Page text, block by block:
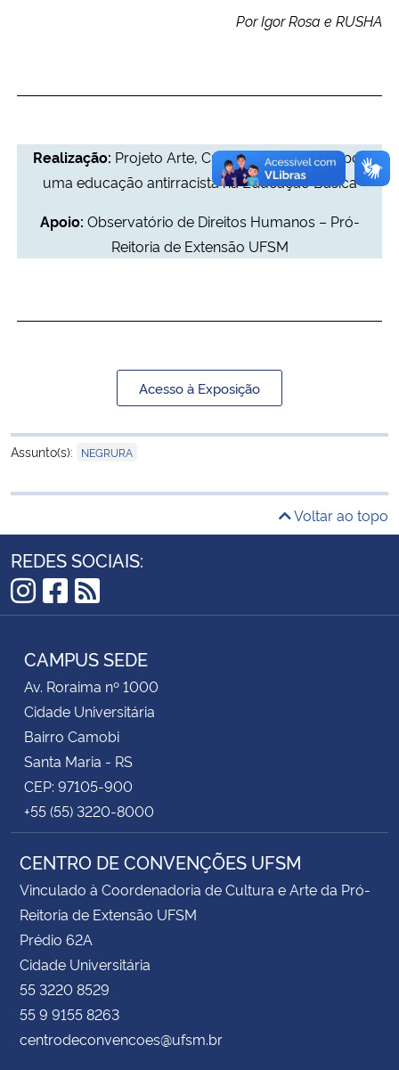
Planalto
Por Igor Rosa e RUSHA
Realização: Projeto Arte, Cultura e Pedagogia: por
uma educação antirracista na Educação Básica
Apoio: Observatório de Direitos Humanos – Pró-
Reitoria de Extensão UFSM
Acesso à Exposição
Assunto(s): NEGRURA
Voltar ao topo
REDES SOCIAIS:
Instagram
Facebook
RSS
CAMPUS SEDE
Av. Roraima nº 1000
Cidade Universitária
Bairro Camobi
Santa Maria - RS
CEP: 97105-900
+55 (55) 3220-8000
CENTRO DE CONVENÇÕES UFSM
Vinculado à Coordenadoria de Cultura e Arte da Pró-
Reitoria de Extensão UFSM
Prédio 62A
Cidade Universitária
55 3220 8529
55 9 9155 8263
centrodeconvencoes@ufsm.br